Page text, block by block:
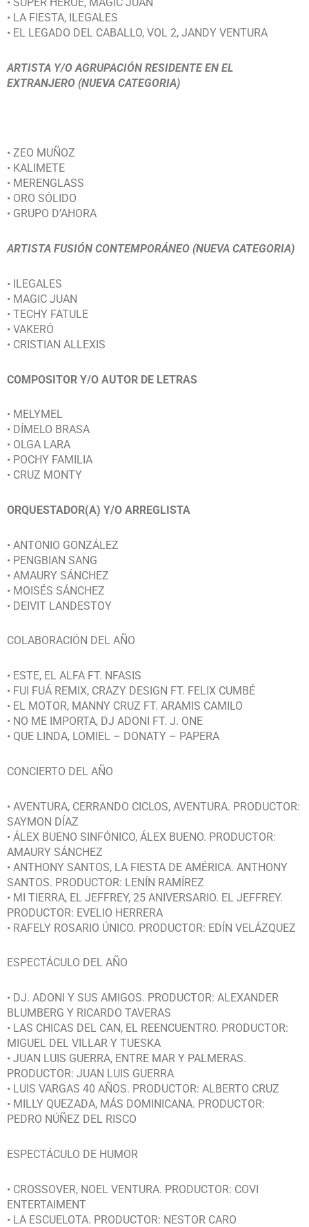
• LA FIESTA, ILEGALES
• EL LEGADO DEL CABALLO, VOL 2, JANDY VENTURA
ARTISTA Y/O AGRUPACIÓN RESIDENTE EN EL
EXTRANJERO (NUEVA CATEGORIA)
• ZEO MUÑOZ
• KALIMETE
• MERENGLASS
• ORO SÓLIDO
• GRUPO D’AHORA
ARTISTA FUSIÓN CONTEMPORÁNEO (NUEVA CATEGORIA)
• ILEGALES
• MAGIC JUAN
• TECHY FATULE
• VAKERÓ
• CRISTIAN ALLEXIS
COMPOSITOR Y/O AUTOR DE LETRAS
• MELYMEL
• DÍMELO BRASA
• OLGA LARA
• POCHY FAMILIA
• CRUZ MONTY
ORQUESTADOR(A) Y/O ARREGLISTA
• ANTONIO GONZÁLEZ
• PENGBIAN SANG
• AMAURY SÁNCHEZ
• MOISÉS SÁNCHEZ
• DEIVIT LANDESTOY
COLABORACIÓN DEL AÑO
• ESTE, EL ALFA FT. NFASIS
• FUI FUÁ REMIX, CRAZY DESIGN FT. FELIX CUMBÉ
• EL MOTOR, MANNY CRUZ FT. ARAMIS CAMILO
• NO ME IMPORTA, DJ ADONI FT. J. ONE
• QUE LINDA, LOMIEL – DONATY – PAPERA
CONCIERTO DEL AÑO
• AVENTURA, CERRANDO CICLOS, AVENTURA. PRODUCTOR:
SAYMON DÍAZ
• ÁLEX BUENO SINFÓNICO, ÁLEX BUENO. PRODUCTOR:
AMAURY SÁNCHEZ
• ANTHONY SANTOS, LA FIESTA DE AMÉRICA. ANTHONY
SANTOS. PRODUCTOR: LENÍN RAMÍREZ
• MI TIERRA, EL JEFFREY, 25 ANIVERSARIO. EL JEFFREY.
PRODUCTOR: EVELIO HERRERA
• RAFELY ROSARIO ÚNICO. PRODUCTOR: EDÍN VELÁZQUEZ
ESPECTÁCULO DEL AÑO
• DJ. ADONI Y SUS AMIGOS. PRODUCTOR: ALEXANDER
BLUMBERG Y RICARDO TAVERAS
• LAS CHICAS DEL CAN, EL REENCUENTRO. PRODUCTOR:
MIGUEL DEL VILLAR Y TUESKA
• JUAN LUIS GUERRA, ENTRE MAR Y PALMERAS.
PRODUCTOR: JUAN LUIS GUERRA
• LUIS VARGAS 40 AÑOS. PRODUCTOR: ALBERTO CRUZ
• MILLY QUEZADA, MÁS DOMINICANA. PRODUCTOR:
PEDRO NÚÑEZ DEL RISCO
ESPECTÁCULO DE HUMOR
• CROSSOVER, NOEL VENTURA. PRODUCTOR: COVI
ENTERTAIMENT
• LA ESCUELOTA. PRODUCTOR: NESTOR CARO